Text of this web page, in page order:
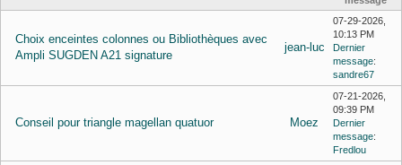
Choix enceintes colonnes ou Bibliothèques avec
Ampli SUGDEN A21 signature
jean-luc
07-29-2026,
10:13 PM
Dernier
message:
sandre67
Conseil pour triangle magellan quatuor Moez
07-21-2026,
09:39 PM
Dernier
message:
Fredlou